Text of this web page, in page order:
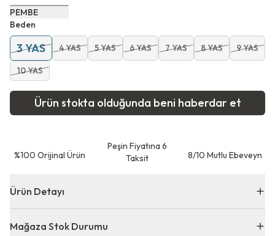
PEMBE
Beden
3 YAS 4 YAS 5 YAS 6 YAS 7 YAS 8 YAS 9 YAS
10 YAS
Ürün stokta olduğunda beni haberdar et
⁠%100 Orijinal Ürün
Peşin Fiyatına 6
Taksit
8/10 Mutlu Ebeveyn
Ürün Detayı
Mağaza Stok Durumu